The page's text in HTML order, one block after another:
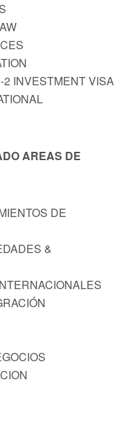
INVESTMENT VISA
AREAS DE
DE
&